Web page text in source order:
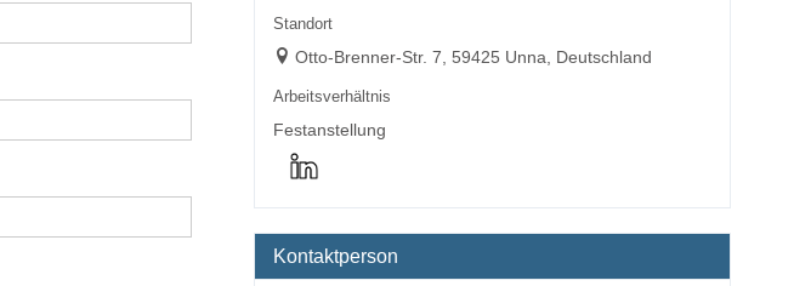
Standort
Otto-Brenner-Str. 7, 59425 Unna, Deutschland
Arbeitsverhältnis
Festanstellung
Kontaktperson